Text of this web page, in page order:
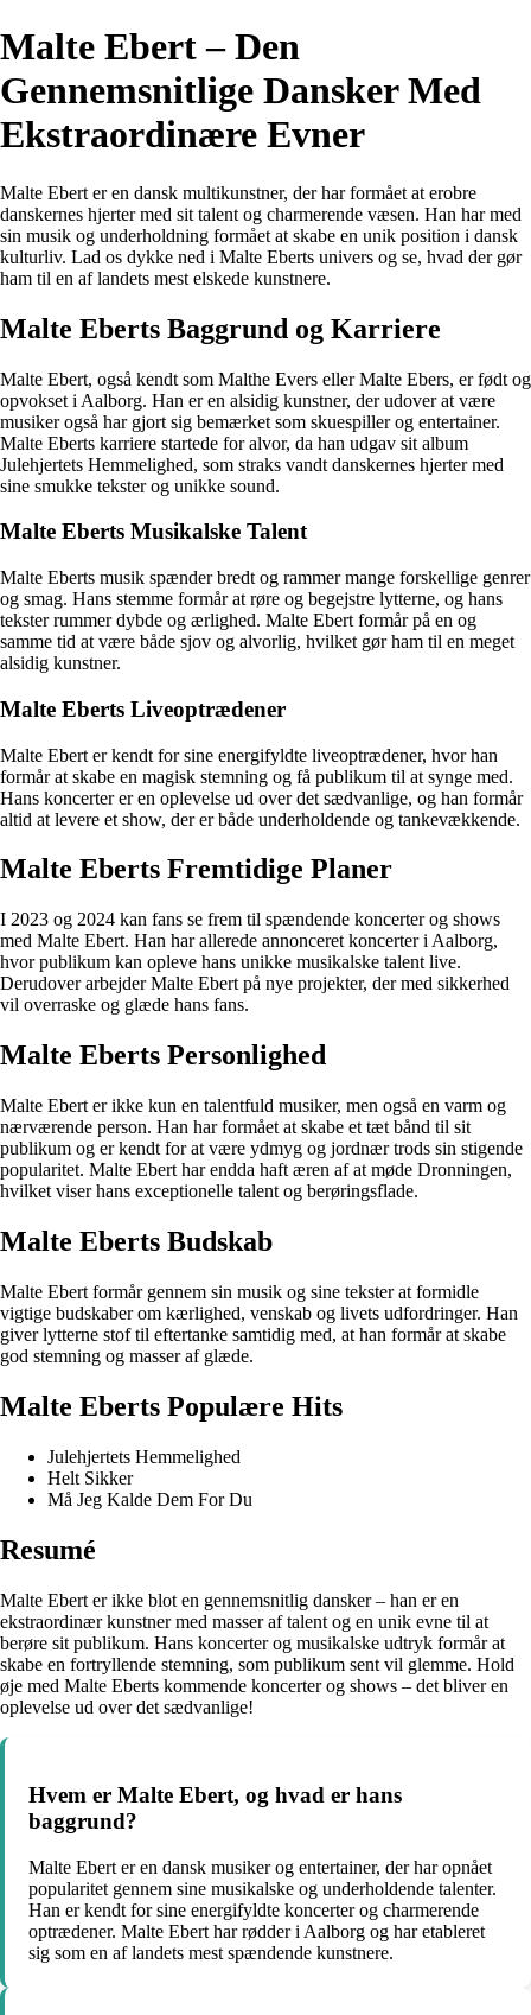
Malte Ebert – Den
Gennemsnitlige Dansker Med
Ekstraordinære Evner
Malte Ebert er en dansk multikunstner, der har formået at erobre
danskernes hjerter med sit talent og charmerende væsen. Han har med
sin musik og underholdning formået at skabe en unik position i dansk
kulturliv. Lad os dykke ned i Malte Eberts univers og se, hvad der gør
ham til en af landets mest elskede kunstnere.
Malte Eberts Baggrund og Karriere
Malte Ebert, også kendt som Malthe Evers eller Malte Ebers, er født og
opvokset i Aalborg. Han er en alsidig kunstner, der udover at være
musiker også har gjort sig bemærket som skuespiller og entertainer.
Malte Eberts karriere startede for alvor, da han udgav sit album
Julehjertets Hemmelighed, som straks vandt danskernes hjerter med
sine smukke tekster og unikke sound.
Malte Eberts Musikalske Talent
Malte Eberts musik spænder bredt og rammer mange forskellige genrer
og smag. Hans stemme formår at røre og begejstre lytterne, og hans
tekster rummer dybde og ærlighed. Malte Ebert formår på en og
samme tid at være både sjov og alvorlig, hvilket gør ham til en meget
alsidig kunstner.
Malte Eberts Liveoptrædener
Malte Ebert er kendt for sine energifyldte liveoptrædener, hvor han
formår at skabe en magisk stemning og få publikum til at synge med.
Hans koncerter er en oplevelse ud over det sædvanlige, og han formår
altid at levere et show, der er både underholdende og tankevækkende.
Malte Eberts Fremtidige Planer
I 2023 og 2024 kan fans se frem til spændende koncerter og shows
med Malte Ebert. Han har allerede annonceret koncerter i Aalborg,
hvor publikum kan opleve hans unikke musikalske talent live.
Derudover arbejder Malte Ebert på nye projekter, der med sikkerhed
vil overraske og glæde hans fans.
Malte Eberts Personlighed
Malte Ebert er ikke kun en talentfuld musiker, men også en varm og
nærværende person. Han har formået at skabe et tæt bånd til sit
publikum og er kendt for at være ydmyg og jordnær trods sin stigende
popularitet. Malte Ebert har endda haft æren af at møde Dronningen,
hvilket viser hans exceptionelle talent og berøringsflade.
Malte Eberts Budskab
Malte Ebert formår gennem sin musik og sine tekster at formidle
vigtige budskaber om kærlighed, venskab og livets udfordringer. Han
giver lytterne stof til eftertanke samtidig med, at han formår at skabe
god stemning og masser af glæde.
Malte Eberts Populære Hits
Julehjertets Hemmelighed
Helt Sikker
Må Jeg Kalde Dem For Du
Resumé
Malte Ebert er ikke blot en gennemsnitlig dansker – han er en
ekstraordinær kunstner med masser af talent og en unik evne til at
berøre sit publikum. Hans koncerter og musikalske udtryk formår at
skabe en fortryllende stemning, som publikum sent vil glemme. Hold
øje med Malte Eberts kommende koncerter og shows – det bliver en
oplevelse ud over det sædvanlige!
Hvem er Malte Ebert, og hvad er hans
baggrund?
Malte Ebert er en dansk musiker og entertainer, der har opnået
popularitet gennem sine musikalske og underholdende talenter.
Han er kendt for sine energifyldte koncerter og charmerende
optrædener. Malte Ebert har rødder i Aalborg og har etableret
sig som en af landets mest spændende kunstnere.